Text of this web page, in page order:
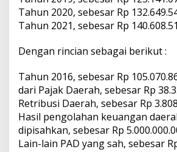
n
M
u
i
w
a
s
2
0
1
6
Tahun 2020, sebesar Rp
Tahun 2021, sebesar Rp
Dengan rincian sebagai berikut :
Tahun 2016, sebesar Rp
dari Pajak Daerah, sebesar Rp
Retribusi Daerah, sebesar Rp
Hasil pengolahan keuangan
dipisahkan, sebesar Rp
Lain-lain PAD yang sah, sebesar